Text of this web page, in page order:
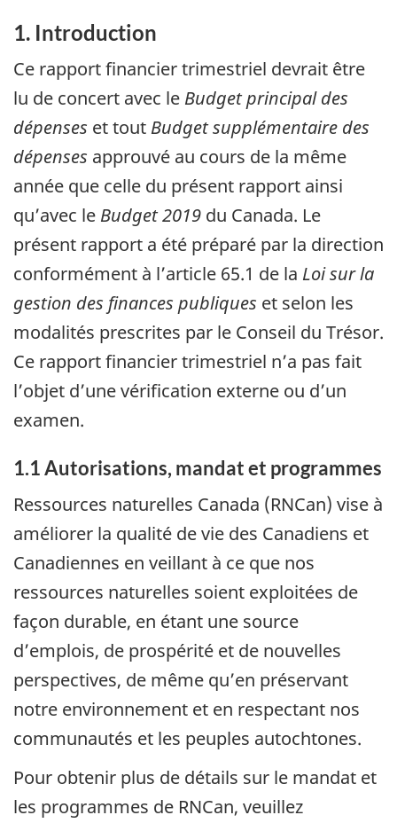
1. Introduction
Ce rapport financier trimestriel devrait être
lu de concert avec le Budget principal des
dépenses et tout Budget supplémentaire des
dépenses approuvé au cours de la même
année que celle du présent rapport ainsi
qu’avec le Budget 2019 du Canada. Le
présent rapport a été préparé par la direction
conformément à l’article 65.1 de la Loi sur la
gestion des finances publiques et selon les
modalités prescrites par le Conseil du Trésor.
Ce rapport financier trimestriel n’a pas fait
l’objet d’une vérification externe ou d’un
examen.
1.1 Autorisations, mandat et programmes
Ressources naturelles Canada (RNCan) vise à
améliorer la qualité de vie des Canadiens et
Canadiennes en veillant à ce que nos
ressources naturelles soient exploitées de
façon durable, en étant une source
d’emplois, de prospérité et de nouvelles
perspectives, de même qu’en préservant
notre environnement et en respectant nos
communautés et les peuples autochtones.
Pour obtenir plus de détails sur le mandat et
les programmes de RNCan, veuillez